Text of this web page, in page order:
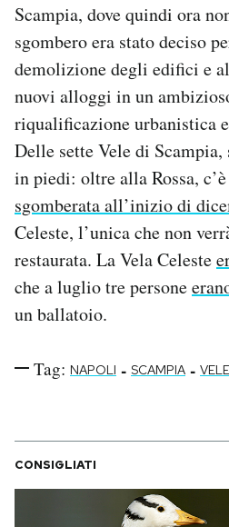
Scampia, dove quindi ora
sgombero era stato deciso
demolizione degli edifici e
nuovi alloggi in un
riqualificazione urbanistica
Delle sette Vele di Scampia,
in piedi: oltre alla Rossa,
sgomberata all’inizio di
Celeste, l’unica che non
restaurata. La Vela Celeste
che a luglio tre persone
un ballatoio.
Tag: NAPOLI - SCAMPIA -
CONSIGLIATI